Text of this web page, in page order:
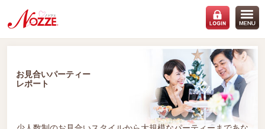
お見合いパーティー
レポート